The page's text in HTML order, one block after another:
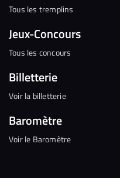
Tous les tremplins
Jeux-Concours
Tous les concours
Billetterie
Voir la billetterie
Baromètre
Voir le Baromètre